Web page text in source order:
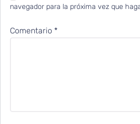
navegador para la próxima vez que
Comentario *